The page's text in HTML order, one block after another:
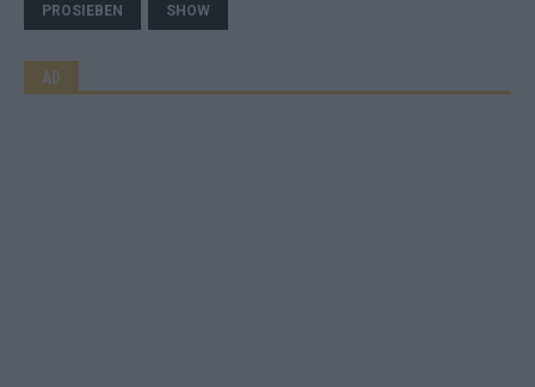
PROSIEBEN SHOW
AD